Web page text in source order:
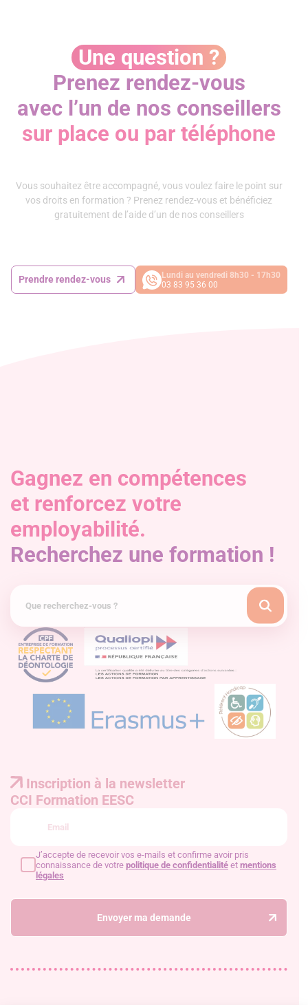
Une question ?
Prenez rendez-vous
avec l’un de nos conseillers
sur place ou par téléphone
Vous souhaitez être accompagné, vous voulez faire le point sur
vos droits en formation ? Prenez rendez-vous et bénéficiez
gratuitement de l’aide d’un de nos conseillers
Prendre rendez-vous
Lundi au vendredi 8h30 - 17h30
03 83 95 36 00
Gagnez en compétences
et renforcez votre
employabilité.
Recherchez une formation !
Inscription à la newsletter
CCI Formation EESC
Envoyer ma demande
J’accepte de recevoir vos e-mails et confirme avoir pris
connaissance de votre politique de confidentialité et mentions
légales